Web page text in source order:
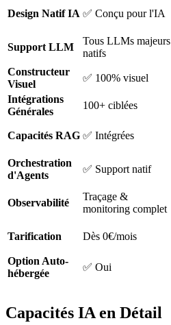
Design Natif IA ✅ Conçu pour l'IA
Support LLM
Tous LLMs majeurs
natifs
Constructeur
Visuel
✅ 100% visuel
Intégrations
Générales
100+ ciblées
Capacités RAG ✅ Intégrées
Orchestration
d'Agents
✅ Support natif
Observabilité
Traçage &
monitoring complet
Tarification Dès 0€/mois
Option Auto-
hébergée
✅ Oui
Capacités IA en Détail